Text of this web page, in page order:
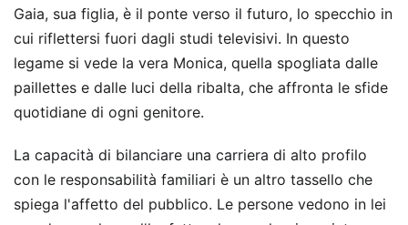
Gaia, sua figlia, è il ponte verso il futuro, lo specchio in
cui riflettersi fuori dagli studi televisivi. In questo
legame si vede la vera Monica, quella spogliata dalle
paillettes e dalle luci della ribalta, che affronta le sfide
quotidiane di ogni genitore.
La capacità di bilanciare una carriera di alto profilo
con le responsabilità familiari è un altro tassello che
spiega l'affetto del pubblico. Le persone vedono in lei